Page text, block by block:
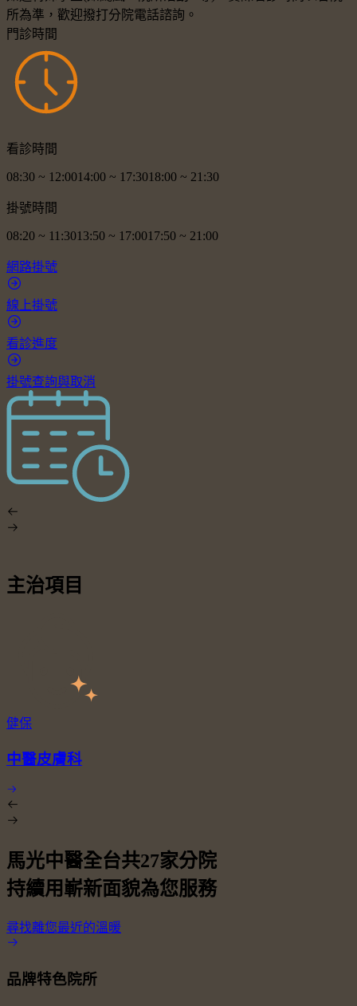
所為準，歡迎撥打分院電話諮詢。
門診時間
看診時間
08:30 ~ 12:0014:00 ~ 17:3018:00 ~ 21:30
掛號時間
08:20 ~ 11:3013:50 ~ 17:0017:50 ~ 21:00
網路掛號
線上掛號
看診進度
掛號查詢與取消
主治項目
健保
中醫皮膚科
馬光中醫全台共27家分院
持續用嶄新面貌為您服務
尋找離您最近的溫暖
品牌特色院所